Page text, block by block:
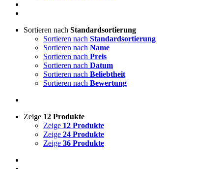
Sortieren nach Standardsortierung
Sortieren nach Standardsortierung
Sortieren nach Name
Sortieren nach Preis
Sortieren nach Datum
Sortieren nach Beliebtheit
Sortieren nach Bewertung
Zeige 12 Produkte
Zeige 12 Produkte
Zeige 24 Produkte
Zeige 36 Produkte